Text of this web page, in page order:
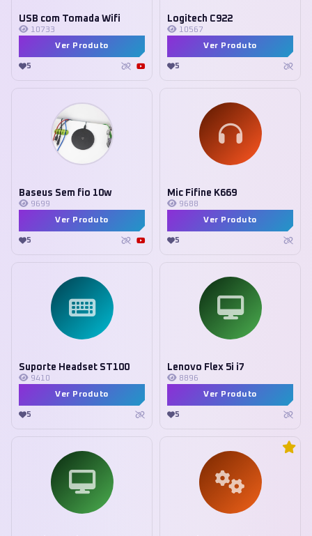
USB com Tomada Wifi
10733
Ver Produto
5
Logitech C922
10567
Ver Produto
5
Baseus Sem fio 10w
9699
Ver Produto
5
Mic Fifine K669
9688
Ver Produto
5
Suporte Headset ST100
9410
Ver Produto
5
Lenovo Flex 5i i7
8896
Ver Produto
5